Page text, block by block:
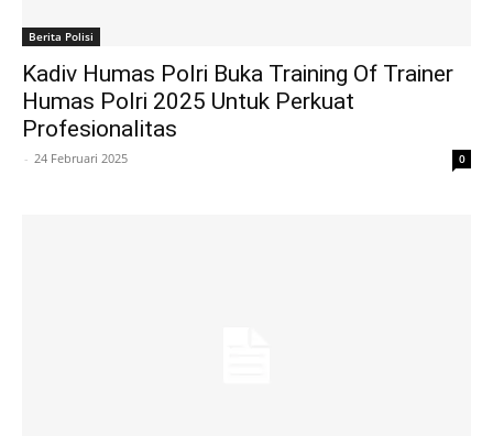
Berita Polisi
Kadiv Humas Polri Buka Training Of Trainer
Humas Polri 2025 Untuk Perkuat
Profesionalitas
- 24 Februari 2025 0